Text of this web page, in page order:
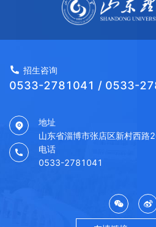
招生咨询
0533-2781041 / 0533-
地址
山东省淄博市张店区新村西路
电话
0533-2781041